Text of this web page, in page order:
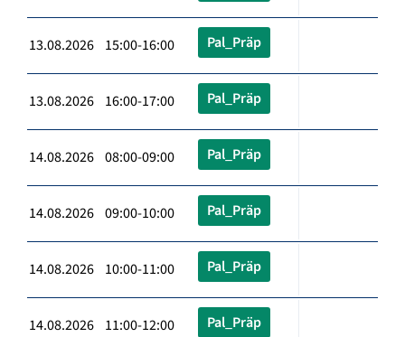
13.08.2026 15:00-16:00 Pal_Präp
13.08.2026 16:00-17:00 Pal_Präp
14.08.2026 08:00-09:00 Pal_Präp
14.08.2026 09:00-10:00 Pal_Präp
14.08.2026 10:00-11:00 Pal_Präp
14.08.2026 11:00-12:00 Pal_Präp